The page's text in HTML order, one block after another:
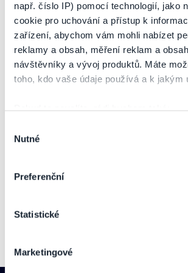
např. číslo IP) pomocí technologií, jako
cookie pro uchování a přístup k
zařízení, abychom vám mohli nabízet
reklamy a obsah, měření reklam a
návštěvníky a vývoj produktů. Máte
toho, kdo vaše údaje používá a k jakým
Pokud to povolíte, rádi bychom také:
které mohou být přesné na několik
skenování pro konkrétní
Zjistěte více o tom, jak zpracováváme
Svůj souhlas můžete kdykoliv změnit
Na těchto stránkách využíváme
souhlasu
Nutné
Preferenční
Statistické
Marketingové